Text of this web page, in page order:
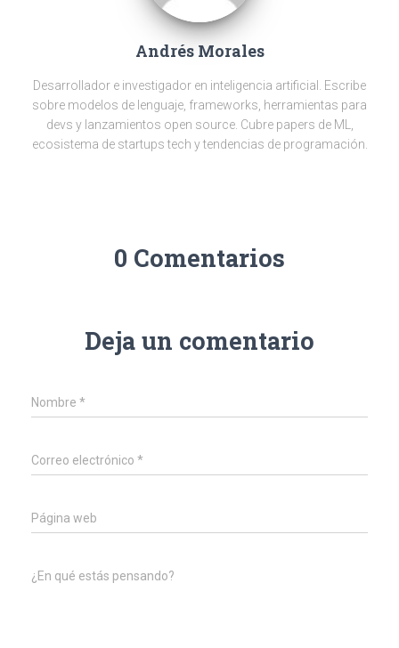
Andrés Morales
Desarrollador e investigador en inteligencia artificial. Escribe
sobre modelos de lenguaje, frameworks, herramientas para
devs y lanzamientos open source. Cubre papers de ML,
ecosistema de startups tech y tendencias de programación.
0 Comentarios
Deja un comentario
Nombre *
Correo electrónico *
Página web
¿En qué estás pensando?